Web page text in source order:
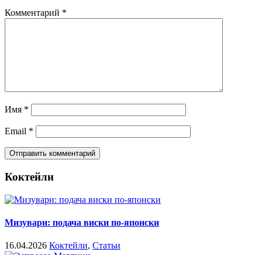
Комментарий *
Имя *
Email *
Коктейли
Мизувари: подача виски по-японски
16.04.2026 Коктейли, Статьи